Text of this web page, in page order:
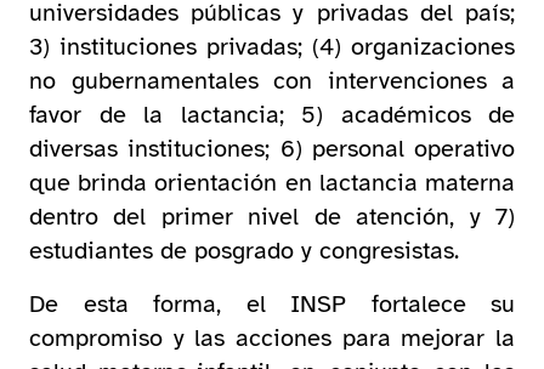
universidades públicas y privadas del país;
3) instituciones privadas; (4) organizaciones
no gubernamentales con intervenciones a
favor de la lactancia; 5) académicos de
diversas instituciones; 6) personal operativo
que brinda orientación en lactancia materna
dentro del primer nivel de atención, y 7)
estudiantes de posgrado y congresistas.
De esta forma, el INSP fortalece su
compromiso y las acciones para mejorar la